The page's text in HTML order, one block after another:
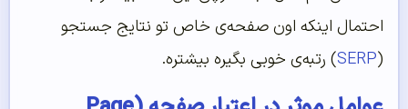
احتمال اینکه اون صفحه‌ی خاص تو نتایج جستجو
(
SERP) رتبه‌ی خوبی بگیره بیشتره.